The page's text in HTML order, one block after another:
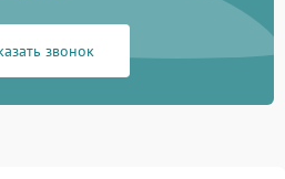
1700 ₽
звонок